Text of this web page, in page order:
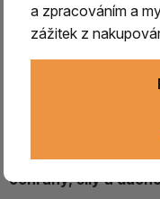
ANDĚLIKA -
Andělika (Angelica
a severní Evropě. Od
lidových tradicích,
ochrany, síly a
a zpracováním a
zážitek z